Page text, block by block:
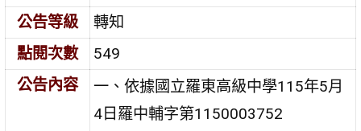
公告等級
轉知
點閱次數
549
公告內容
一、依據國立羅東高級中學115年5月
4日羅中輔字第1150003752